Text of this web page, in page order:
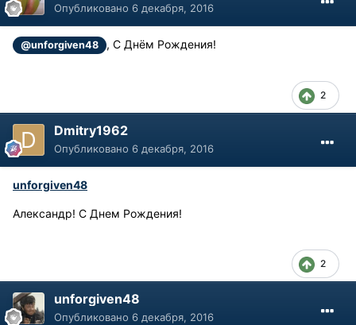
Опубликовано 6 декабря, 2016
@unforgiven48 , С Днём Рождения!
2
Dmitry1962
Опубликовано 6 декабря, 2016
unforgiven48
Александр! С Днем Рождения!
2
unforgiven48
Опубликовано 6 декабря, 2016